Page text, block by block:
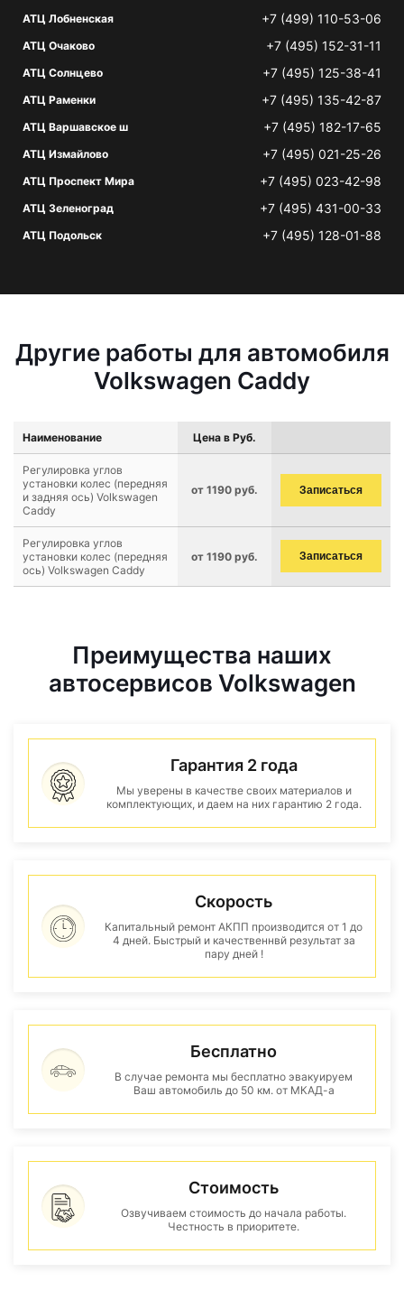
АТЦ Лобненская +7 (499) 110-53-06
АТЦ Очаково +7 (495) 152-31-11
АТЦ Солнцево +7 (495) 125-38-41
АТЦ Раменки +7 (495) 135-42-87
АТЦ Варшавское ш +7 (495) 182-17-65
АТЦ Измайлово +7 (495) 021-25-26
АТЦ Проспект Мира +7 (495) 023-42-98
АТЦ Зеленоград +7 (495) 431-00-33
АТЦ Подольск +7 (495) 128-01-88
Другие работы для автомобиля
Volkswagen Caddy
Наименование Цена в Руб.
Регулировка углов
установки колес (передняя
и задняя ось) Volkswagen
Caddy
от 1190 руб. Записаться
Регулировка углов
установки колес (передняя
ось) Volkswagen Caddy
от 1190 руб. Записаться
Преимущества наших
автосервисов Volkswagen
Гарантия 2 года
Мы уверены в качестве своих материалов и
комплектующих, и даем на них гарантию 2 года.
Скорость
Капитальный ремонт АКПП производится от 1 до
4 дней. Быстрый и качественнвй результат за
пару дней !
Бесплатно
В случае ремонта мы бесплатно эвакуируем
Ваш автомобиль до 50 км. от МКАД-а
Стоимость
Озвучиваем стоимость до начала работы.
Честность в приоритете.